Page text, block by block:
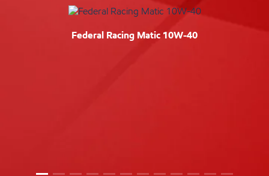
Federal Racing Matic 10W-40